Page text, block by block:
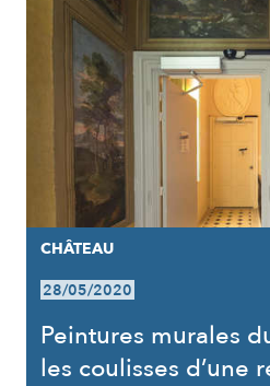
CHÂTEAU
28/05/2020
Peintures murales
les coulisses d’une